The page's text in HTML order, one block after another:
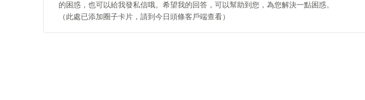
的困惑，也可以給我發私信哦。希望我的回答，可以幫助到您，為您解決一點困惑。
（此處已添加圈子卡片，請到今日頭條客戶端查看）